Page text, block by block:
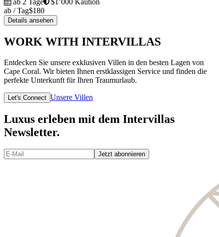
ab 2 Tage
$1’000 Kaution
ab / Tag$180
Details ansehen
WORK WITH INTERVILLAS
Entdecken Sie unsere exklusiven Villen in den besten Lagen von
Cape Coral. Wir bieten Ihnen erstklassigen Service und finden die
perfekte Unterkunft für Ihren Traumurlaub.
Let's Connect Unsere Villen
Luxus erleben mit dem Intervillas
Newsletter.
Jetzt abonnieren